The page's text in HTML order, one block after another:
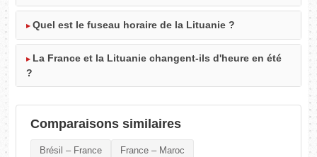
Quel est le fuseau horaire de la Lituanie ?
La France et la Lituanie changent-ils d'heure en été
?
Comparaisons similaires
Brésil – France France – Maroc